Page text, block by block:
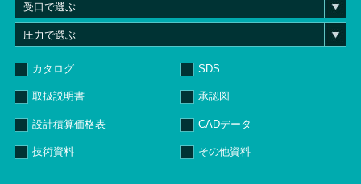
カタログ SDS
取扱説明書 承認図
設計積算価格表 CADデータ
技術資料 その他資料